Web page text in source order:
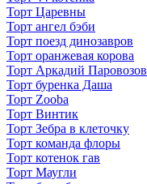
Торт Царевны
Торт ангел бэби
Торт поезд динозавров
Торт оранжевая корова
Торт Аркадий Паровозов
Торт буренка Даша
Торт Zooba
Торт Винтик
Торт Зебра в клеточку
Торт команда флоры
Торт котенок гав
Торт Маугли